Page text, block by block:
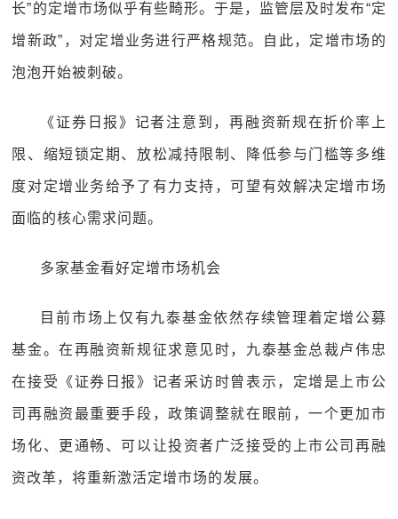
长”的定增市场似乎有些畸形。于是，监管层及时发布“定
增新政”，对定增业务进行严格规范。自此，定增市场的
泡泡开始被刺破。
《证券日报》记者注意到，再融资新规在折价率上
限、缩短锁定期、放松减持限制、降低参与门槛等多维
度对定增业务给予了有力支持，可望有效解决定增市场
面临的核心需求问题。
多家基金看好定增市场机会
目前市场上仅有九泰基金依然存续管理着定增公募
基金。在再融资新规征求意见时，九泰基金总裁卢伟忠
在接受《证券日报》记者采访时曾表示，定增是上市公
司再融资最重要手段，政策调整就在眼前，一个更加市
场化、更通畅、可以让投资者广泛接受的上市公司再融
资改革，将重新激活定增市场的发展。